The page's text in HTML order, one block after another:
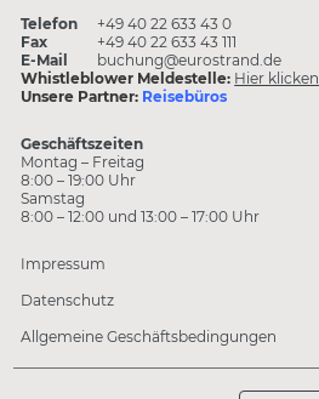
Telefon
+49 40 22 633 43 0
Fax
+49 40 22 633 43 111
E-Mail
buchung@eurostrand.de
Whistleblower Meldestelle: Hier klicken.
Unsere Partner: Reisebüros
Geschäftszeiten
Montag – Freitag
8:00 – 19:00 Uhr
Samstag
8:00 – 12:00 und 13:00 – 17:00 Uhr
Impressum
Datenschutz
Allgemeine Geschäftsbedingungen